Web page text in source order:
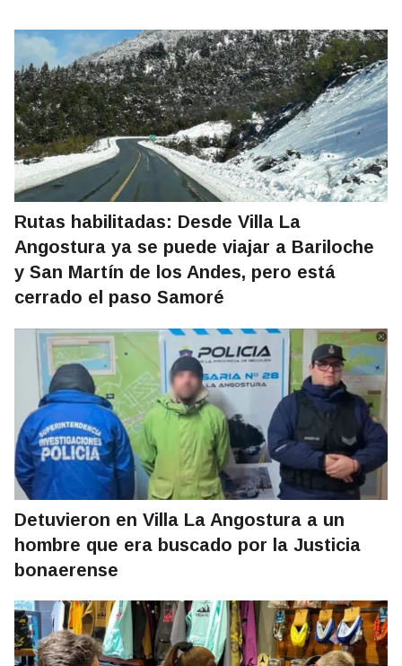
Rutas habilitadas: Desde Villa La
Angostura ya se puede viajar a Bariloche
y San Martín de los Andes, pero está
cerrado el paso Samoré
Detuvieron en Villa La Angostura a un
hombre que era buscado por la Justicia
bonaerense